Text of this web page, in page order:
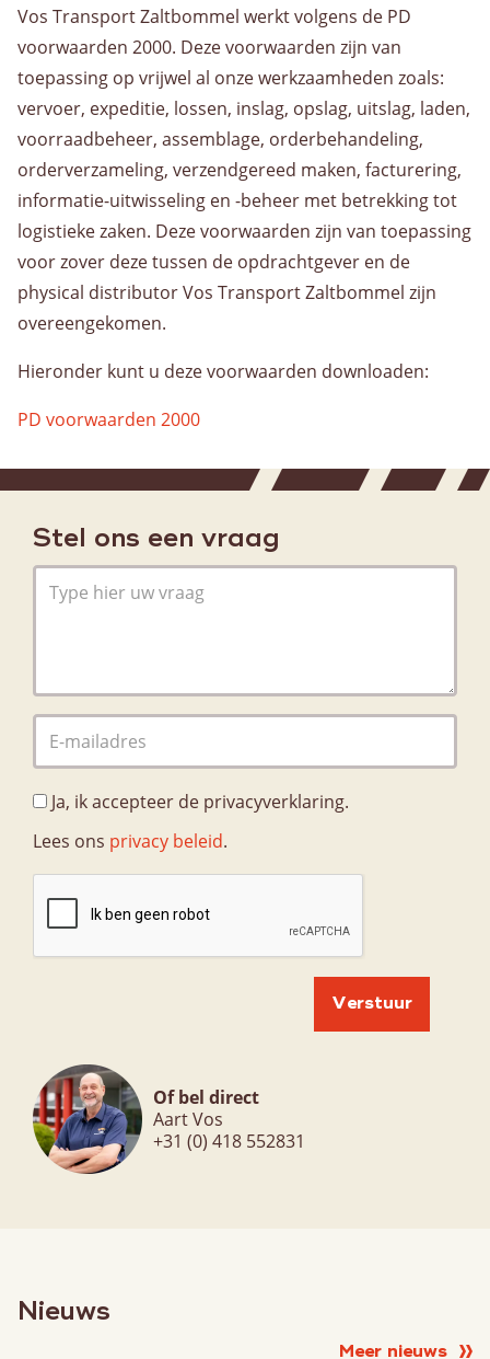
Privacybeleid
Nieuws
Contactpersonen
Vos Transport Zaltbommel werkt volgens de PD
voorwaarden 2000. Deze voorwaarden zijn van
toepassing op vrijwel al onze werkzaamheden zoals:
vervoer, expeditie, lossen, inslag, opslag, uitslag, laden,
voorraadbeheer, assemblage, orderbehandeling,
orderverzameling, verzendgereed maken, facturering,
informatie-uitwisseling en -beheer met betrekking tot
logistieke zaken. Deze voorwaarden zijn van toepassing
voor zover deze tussen de opdrachtgever en de
physical distributor Vos Transport Zaltbommel zijn
overeengekomen.
Hieronder kunt u deze voorwaarden downloaden:
PD voorwaarden 2000
Stel ons een vraag
Ja, ik accepteer de privacyverklaring.
Lees ons privacy beleid.
Of bel direct
Aart Vos
+31 (0) 418 552831
Nieuws
Meer nieuws